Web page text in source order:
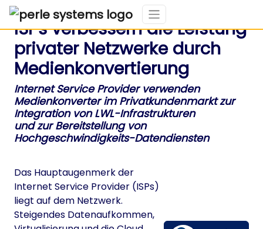
ISPs verbessern die Leistung
privater Netzwerke durch
Medienkonvertierung
Internet Service Provider verwenden
Medienkonverterim Privatkundenmarkt zur
Integration von LWL-Infrastrukturen
und zur Bereitstellung von
Hochgeschwindigkeits-Datendiensten
Das Hauptaugenmerk der
Internet Service Provider (ISPs)
liegt auf dem Netzwerk.
Steigendes Datenaufkommen,